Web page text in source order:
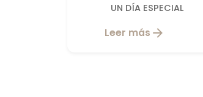
UN DÍA ESPECIAL
Leer más